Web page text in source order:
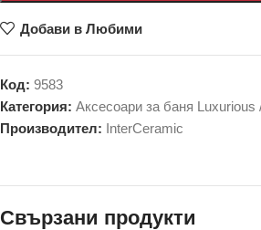
Добави в Любими
Код: 9583
Категория: Аксесоари за баня Luxurious
Производител: InterCeramic
Свързани продукти